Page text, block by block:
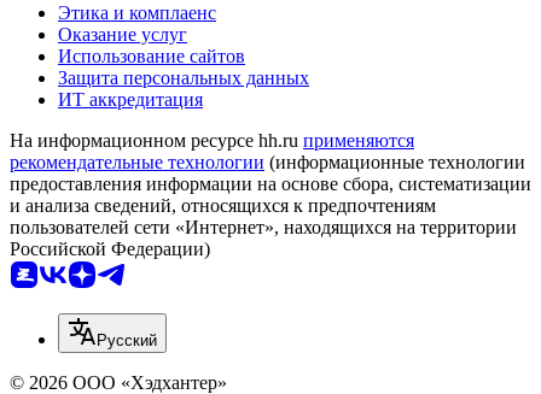
Этика и комплаенс
Оказание услуг
Использование сайтов
Защита персональных данных
ИТ аккредитация
На информационном ресурсе hh.ru применяются
рекомендательные технологии (информационные технологии
предоставления информации на основе сбора, систематизации
и анализа сведений, относящихся к предпочтениям
пользователей сети «Интернет», находящихся на территории
Российской Федерации)
Русский
© 2026 ООО «Хэдхантер»